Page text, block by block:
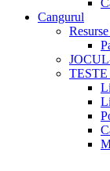
Cangurul